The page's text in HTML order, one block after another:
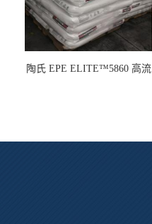
陶氏 EPE ELITE™5860 高流